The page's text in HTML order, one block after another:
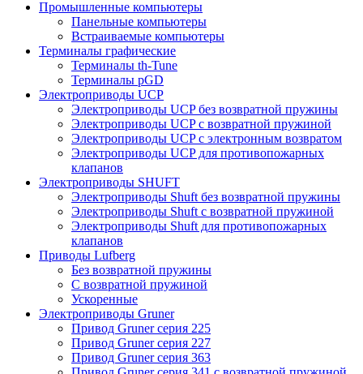
Промышленные компьютеры
Панельные компьютеры
Встраиваемые компьютеры
Терминалы графические
Терминалы th-Tune
Терминалы pGD
Электроприводы UCP
Электроприводы UCP без возвратной пружины
Электроприводы UCP с возвратной пружиной
Электроприводы UCP с электронным возвратом
Электроприводы UCP для противопожарных
клапанов
Электроприводы SHUFT
Электроприводы Shuft без возвратной пружины
Электроприводы Shuft с возвратной пружиной
Электроприводы Shuft для противопожарных
клапанов
Приводы Lufberg
Без возвратной пружины
С возвратной пружиной
Ускоренные
Электроприводы Gruner
Привод Gruner серия 225
Привод Gruner серия 227
Привод Gruner серия 363